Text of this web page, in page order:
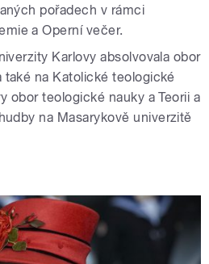
pořadech v rámci
a Operní večer.
Karlovy absolvovala obor
také na Katolické teologické
obor teologické nauky a Teorii a
na Masarykově univerzitě